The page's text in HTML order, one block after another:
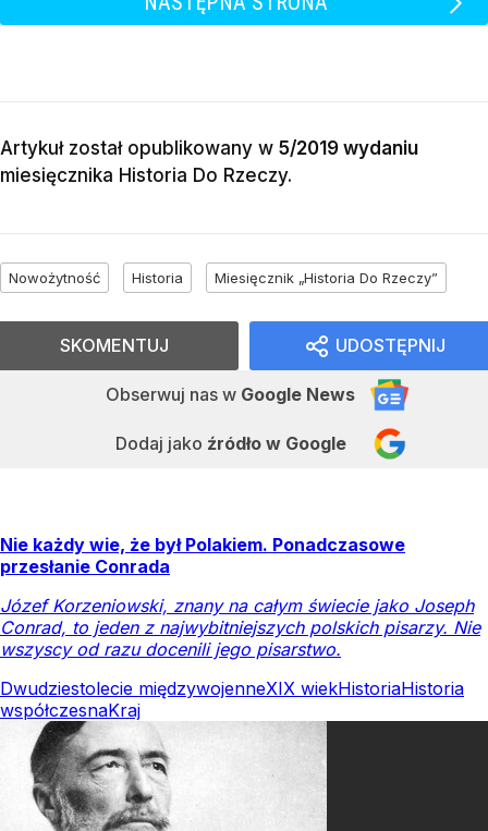
Artykuł został opublikowany w 5/2019 wydaniu
miesięcznika Historia Do Rzeczy.
Nowożytność Historia Miesięcznik „Historia Do Rzeczy”
UDOSTĘPNIJ
Obserwuj nas w Google News
Dodaj jako źródło w Google
SKOMENTUJ
Nie każdy wie, że był Polakiem. Ponadczasowe
przesłanie Conrada
Józef Korzeniowski, znany na całym świecie jako Joseph
Conrad, to jeden z najwybitniejszych polskich pisarzy. Nie
wszyscy od razu docenili jego pisarstwo.
Dwudziestolecie międzywojenneXIX wiekHistoriaHistoria
współczesnaKraj